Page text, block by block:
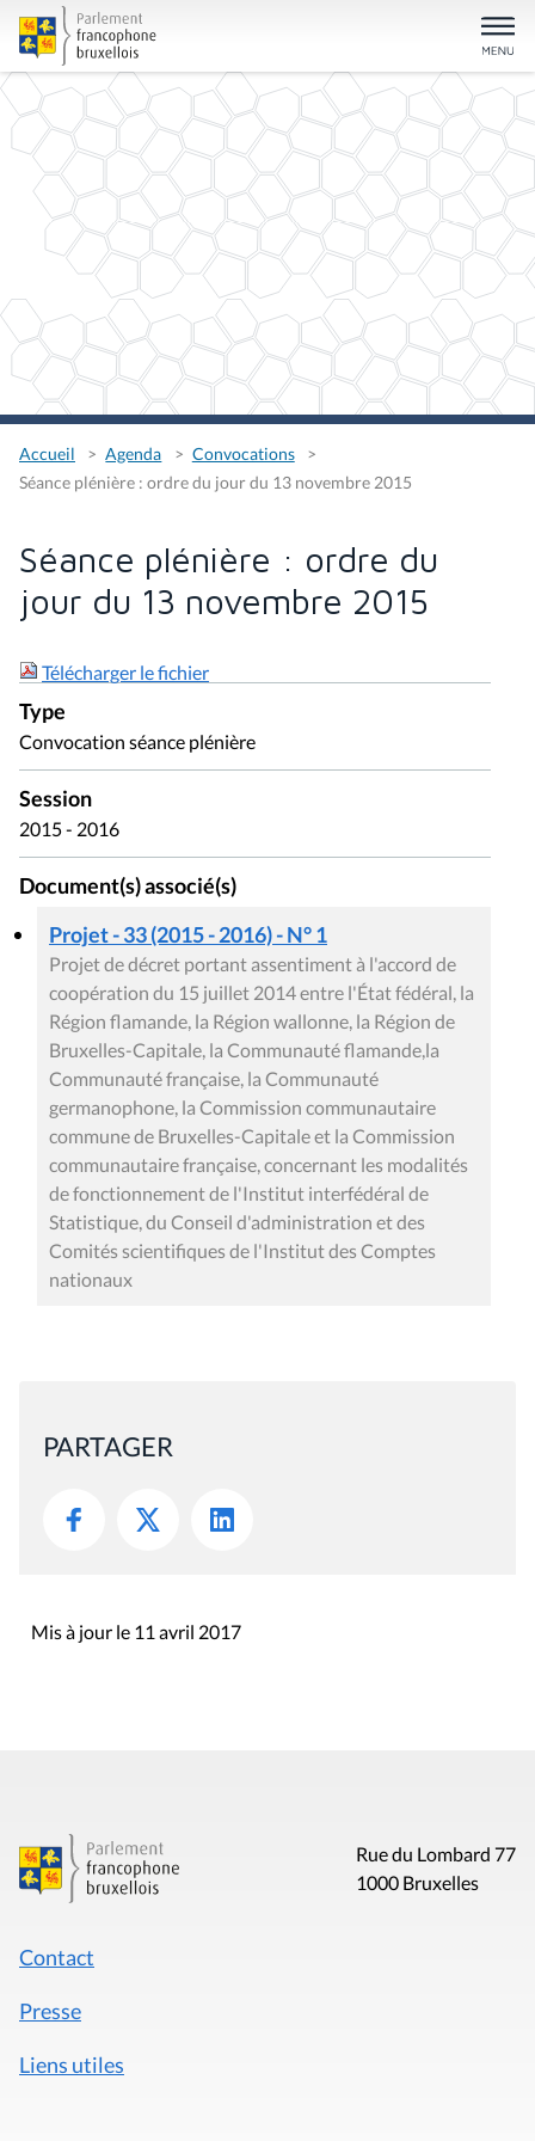
Accueil Agenda
Convocations
Séance plénière : ordre du jour du 13 novembre 2015
Séance plénière : ordre du
jour du 13 novembre 2015
Télécharger le fichier
Type
Convocation séance plénière
Session
2015 - 2016
Document(s) associé(s)
Projet - 33 (2015 - 2016) - N° 1
Projet de décret portant assentiment à l'accord de
coopération du 15 juillet 2014 entre l'État fédéral, la
Région flamande, la Région wallonne, la Région de
Bruxelles-Capitale, la Communauté flamande,la
Communauté française, la Communauté
germanophone, la Commission communautaire
commune de Bruxelles-Capitale et la Commission
communautaire française, concernant les modalités
de fonctionnement de l'Institut interfédéral de
Statistique, du Conseil d'administration et des
Comités scientifiques de l'Institut des Comptes
nationaux
PARTAGER
Mis à jour le 11 avril 2017
Rue du Lombard 77
1000 Bruxelles
Contact
Presse
Liens utiles